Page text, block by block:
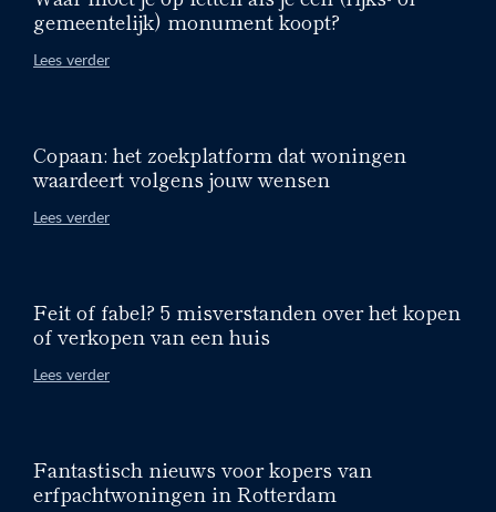
gemeentelijk) monument koopt?
Lees verder
Copaan: het zoekplatform dat woningen
waardeert volgens jouw wensen
Lees verder
Feit of fabel? 5 misverstanden over het kopen
of verkopen van een huis
Lees verder
Fantastisch nieuws voor kopers van
erfpachtwoningen in Rotterdam